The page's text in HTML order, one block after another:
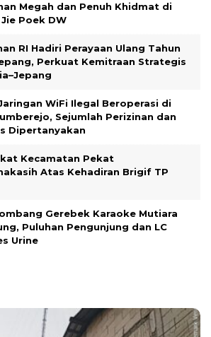
Megah dan Penuh Khidmat di
Poek DW
RI Hadiri Perayaan Ulang Tahun
Perkuat Kemitraan Strategis
WiFi Ilegal Beroperasi di
Sejumlah Perizinan dan
Dipertanyakan
Kecamatan Pekat
Atas Kehadiran Brigif TP
Gerebek Karaoke Mutiara
Puluhan Pengunjung dan LC
Urine